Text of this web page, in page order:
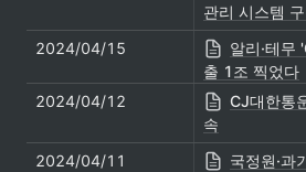
관리 시스템
2024/04/15
알리·테무
출 1조 찍었다
2024/04/12
CJ대한통
속
2024/04/11
국정원·과